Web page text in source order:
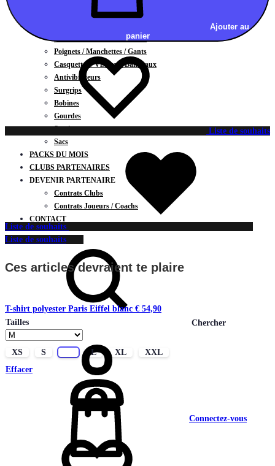
CARTES CADEAUX
Chaussettes / Sous-vêtements
Poignets / Manchettes / Gants
Casquettes / Visières / Bandeaux
Antivibrateurs
Surgrips
Bobines
Gourdes
Serviettes
Sacs
PACKS DU MOIS
CLUBS PARTENAIRES
DEVENIR PARTENAIRE
Contrats Clubs
Contrats Joueurs / Coachs
CONTACT
Chercher
Connectez-vous
Ajouter au
panier
Liste de souhaits
Liste de souhaits
Liste de souhaits
Ces articles devraient te plaire
T-shirt polyester Paris Eiffel blanc € 54,90
Tailles
XS S L XL
XXL
Effacer